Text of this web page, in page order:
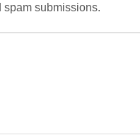
spam submissions.